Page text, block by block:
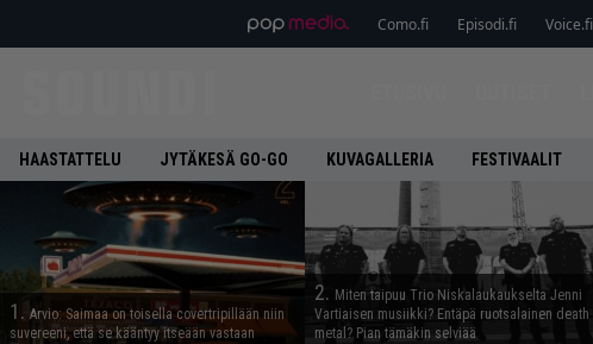
Como.fi Episodi.fi Voice.fi
HAASTATTELU JYTÄKESÄ GO-GO KUVAGALLERIA FESTIVAALIT
1. Arvio: Saimaa on toisella covertripillään niin
suvereeni, että se kääntyy itseään vastaan
2. Miten taipuu Trio Niskalaukaukselta Jenni
Vartiaisen musiikki? Entäpä ruotsalainen death
metal? Pian tämäkin selviää